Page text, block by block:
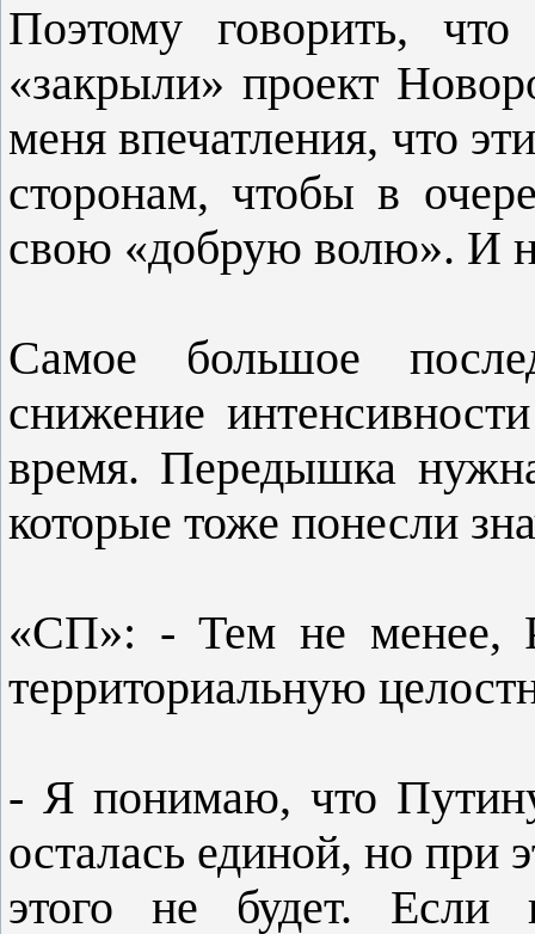
Поэтому говорить,
«закрыли» проект
меня впечатления, что
сторонам, чтобы в
свою «добрую волю». И
Самое большое
снижение
время. Передышка
которые тоже понесли
«СП»: - Тем не менее,
территориальную
- Я понимаю, что
осталась единой, но при
этого не будет. Если